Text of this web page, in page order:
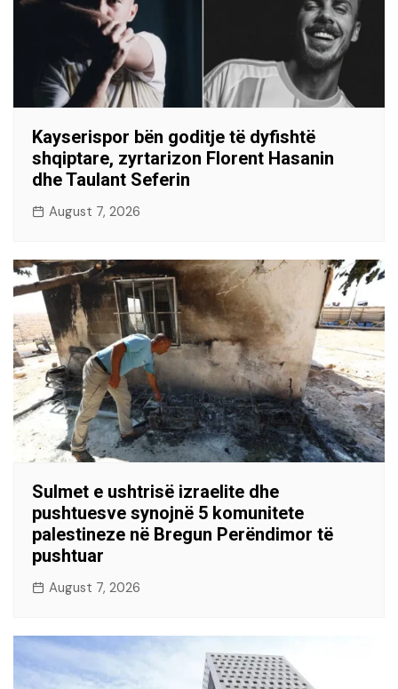
Kayserispor bën goditje të dyfishtë
shqiptare, zyrtarizon Florent Hasanin
dhe Taulant Seferin
August 7, 2026
Sulmet e ushtrisë izraelite dhe
pushtuesve synojnë 5 komunitete
palestineze në Bregun Perëndimor të
pushtuar
August 7, 2026